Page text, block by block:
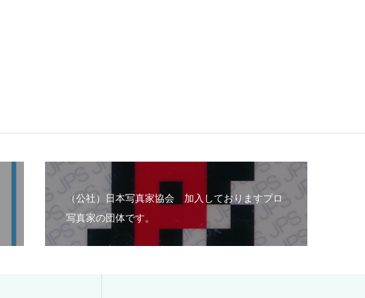
（公社）日本写真家協会 加入しておりますプロ
写真家の団体です。